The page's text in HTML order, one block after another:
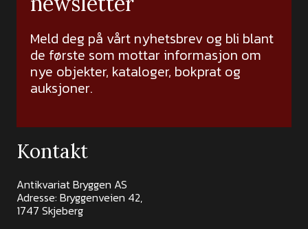
Meld deg på vårt nyhetsbrev og bli blant
de første som mottar informasjon om
nye objekter, kataloger, bokprat og
auksjoner.
Kontakt
Antikvariat Bryggen AS
Adresse: Bryggenveien 42,
1747 Skjeberg